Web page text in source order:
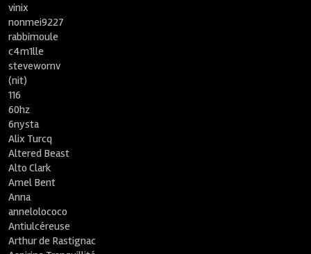
vinix
nonmei9227
rabbimoule
c4m1lle
stevewornv
(nit)
116
60hz
6nysta
Alix Turcq
Altered Beast
Alto Clark
Amel Bent
Anna
annelolococo
Antiulcéreuse
Arthur de Rastignac